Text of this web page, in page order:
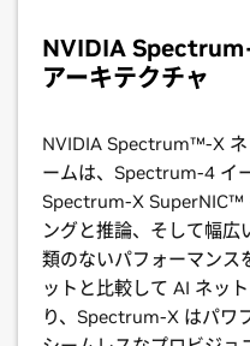
NVIDIA
アーキテクチャ
NVIDIA Spectrum™-X ネ
ームは、Spectrum-4 イ
Spectrum-X SuperNIC™
ングと推論、そして幅
類のないパフォーマンス
ットと比較して AI ネッ
り、Spectrum-X はパワ